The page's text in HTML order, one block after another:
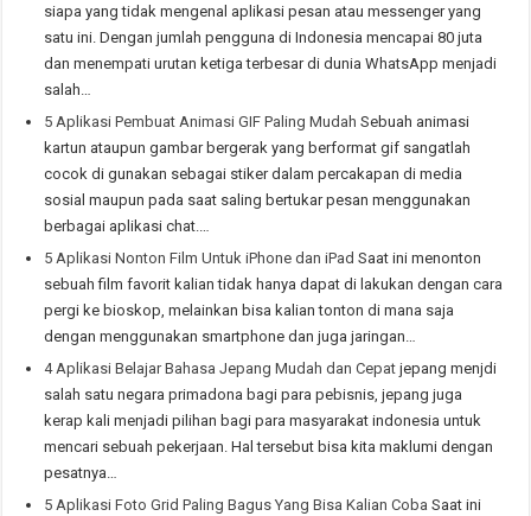
siapa yang tidak mengenal aplikasi pesan atau messenger yang
satu ini. Dengan jumlah pengguna di Indonesia mencapai 80 juta
dan menempati urutan ketiga terbesar di dunia WhatsApp menjadi
salah…
5 Aplikasi Pembuat Animasi GIF Paling Mudah Sebuah animasi
kartun ataupun gambar bergerak yang berformat gif sangatlah
cocok di gunakan sebagai stiker dalam percakapan di media
sosial maupun pada saat saling bertukar pesan menggunakan
berbagai aplikasi chat.…
5 Aplikasi Nonton Film Untuk iPhone dan iPad Saat ini menonton
sebuah film favorit kalian tidak hanya dapat di lakukan dengan cara
pergi ke bioskop, melainkan bisa kalian tonton di mana saja
dengan menggunakan smartphone dan juga jaringan…
4 Aplikasi Belajar Bahasa Jepang Mudah dan Cepat jepang menjdi
salah satu negara primadona bagi para pebisnis, jepang juga
kerap kali menjadi pilihan bagi para masyarakat indonesia untuk
mencari sebuah pekerjaan. Hal tersebut bisa kita maklumi dengan
pesatnya…
5 Aplikasi Foto Grid Paling Bagus Yang Bisa Kalian Coba Saat ini